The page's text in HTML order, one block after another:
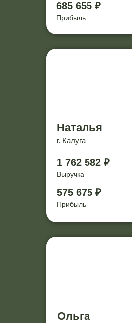
Наталья
г. Калуга
Ольга
1 762 582 ₽
Выручка
575 675 ₽
Прибыль
685 655 ₽
Прибыль